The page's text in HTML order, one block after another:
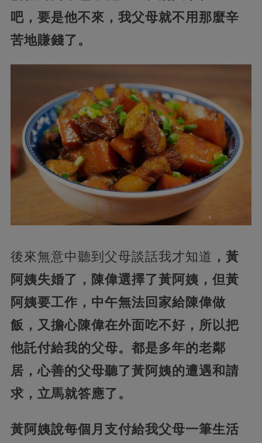
吧，要是他不來，我父母就不用那麼辛
苦地賺錢了。
後來無意中聽到父母談話我才知道 ，黃
阿姨失婚了，陳偉選擇了黃阿姨，但黃
阿姨要工作，中午無法回家給陳偉做
飯，又擔心陳偉在外面吃不好，所以把
他託付給我的父母。都是多年的老鄰
居，心善的父母聽了黃阿姨的遭遇和請
求，立馬就答應了。
黃阿姨說每個月支付給我父母一筆生活